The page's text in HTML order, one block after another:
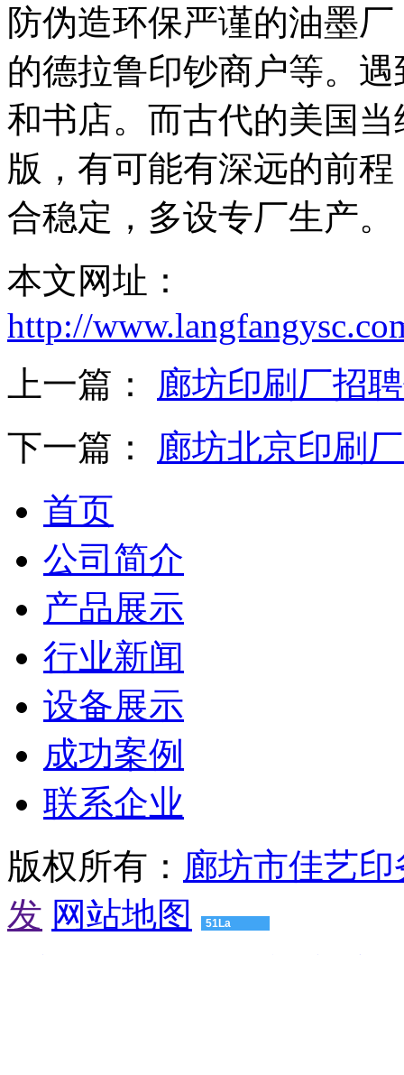
备
深
有
机
肥
设
有
机
肥
备
东
有
设
山
肥
设
备
中
山
有
机
设
备
珠
海
机
肥
设
备
惠
有
机
肥
设
防伪造环保严谨的油墨
的德拉鲁印钞商户等。
和书店。而古代的美国
版，有可能有深远的前
合稳定，多设专厂生产。
本文网址：
http://
上一篇： 廊坊印刷厂招
下一篇： 廊坊北京印刷
首页
公司简介
产品展示
行业新闻
设备展示
成功案例
联系企业
版权所有： 廊坊市佳艺
发 网站地图 51La